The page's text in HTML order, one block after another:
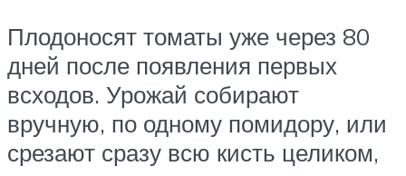
Плодоносят томаты уже через 80
дней после появления первых
всходов. Урожай собирают
вручную, по одному помидору, или
срезают сразу всю кисть целиком,